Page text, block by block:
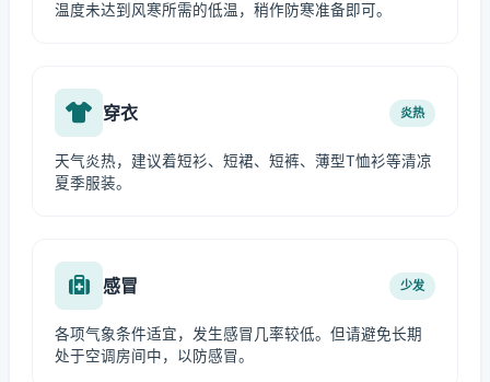
温度未达到风寒所需的低温，稍作防寒准备即可。
穿衣 炎热
天气炎热，建议着短衫、短裙、短裤、薄型T恤衫等清凉
夏季服装。
感冒 少发
各项气象条件适宜，发生感冒几率较低。但请避免长期
处于空调房间中，以防感冒。